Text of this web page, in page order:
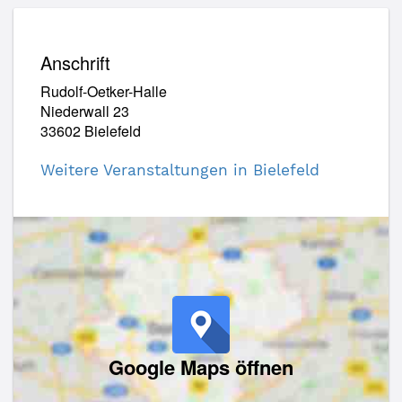
Anschrift
Rudolf-Oetker-Halle
Niederwall 23
33602 Bielefeld
Weitere Veranstaltungen in Bielefeld
Google Maps öffnen